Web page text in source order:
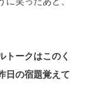
トークはこのく
日の宿題覚えて